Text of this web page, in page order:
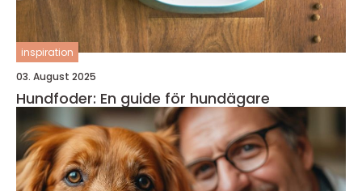
inspiration
03. August 2025
Hundfoder: En guide för hundägare